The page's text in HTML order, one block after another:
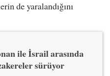
de yaralandığını
ile İsrail arasında
sürüyor